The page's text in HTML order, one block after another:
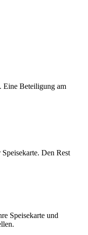
Eine Beteiligung am
Den Rest
Speisekarte und